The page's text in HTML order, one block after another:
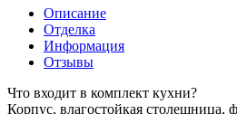
Описание
Отделка
Информация
Отзывы
Что входит в комплект кухни?
Корпус, влагостойкая столешница,